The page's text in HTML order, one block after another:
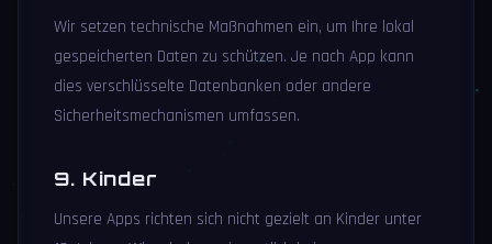
Wir setzen technische Maßnahmen ein, um Ihre lokal
gespeicherten Daten zu schützen. Je nach App kann
dies verschlüsselte Datenbanken oder andere
Sicherheitsmechanismen umfassen.
9. Kinder
Unsere Apps richten sich nicht gezielt an Kinder unter